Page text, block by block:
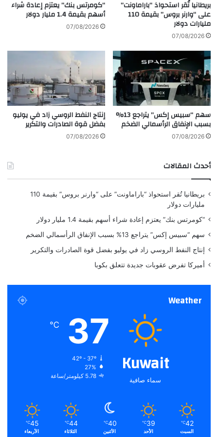
ومع ذلك، ارتفعت صادرات الصين من المعادن النادرة 32% في
يونيو/حزيران مقارنة بالشهر السابق، في إشارة محتملة إلى أن
الاتفاقيات التي تم التوصل إليها لاحقا بين واشنطن وبكين لدعم تدفق
ل
ل
أ
ن
ص
ة
خ
ل
ا
ل
3
أ
ر
م
ي
ر
ا
ب
ش
أ
ن
ا
ل
ت
ز
ا
ك
ي
ي
س
ي
بريطانيا تُقر استحواذ “باراماونت”
على “وارنر بروس” بقيمة 110
مليارات دولار
07/08/2026
“كومرتس بنك” يعتزم إعادة شراء
أسهم بقيمة 1.4 مليار دولار
07/08/2026
سهم “سبيس إكس” يتراجع 13%
بسبب الإنفاق الرأسمالي الضخم
07/08/2026
إنتاج النفط الروسي زاد في يوليو
بفضل قوة الصادرات والتكرير
07/08/2026
أحدث المقالات
بريطانيا تُقر استحواذ “باراماونت” على “وارنر بروس” بقيمة 110
مليارات دولار
“كومرتس بنك” يعتزم إعادة شراء أسهم بقيمة 1.4 مليار دولار
سهم “سبيس إكس” يتراجع 13% بسبب الإنفاق الرأسمالي الضخم
إنتاج النفط الروسي زاد في يوليو بفضل قوة الصادرات والتكرير
أميركا تفرض عقوبات جديدة تتعلق بكوبا
Weather
Kuwait
سماء صافية
37
℃
42º - 37º
27%
5.78 كيلومتر/ساعة
42
℃
السبت
39
℃
الأحد
40
℃
الأثنين
44
℃
الثلاثاء
45
℃
الأربعاء